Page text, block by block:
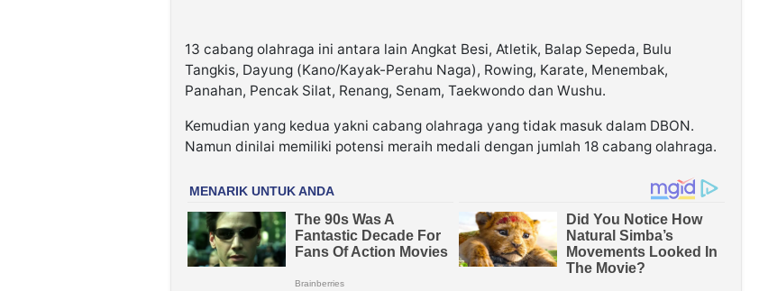
13 cabang olahraga ini antara lain Angkat Besi, Atletik, Balap Sepeda, Bulu
Tangkis, Dayung (Kano/Kayak-Perahu Naga), Rowing, Karate, Menembak,
Panahan, Pencak Silat, Renang, Senam, Taekwondo dan Wushu.
Kemudian yang kedua yakni cabang olahraga yang tidak masuk dalam DBON.
Namun dinilai memiliki potensi meraih medali dengan jumlah 18 cabang olahraga.